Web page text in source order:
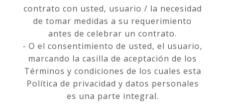
contrato con usted, usuario / la necesidad
de tomar medidas a su requerimiento
antes de celebrar un contrato.
- O el consentimiento de usted, el usuario,
marcando la casilla de aceptación de los
Términos y condiciones de los cuales esta
Política de privacidad y datos personales
es una parte integral.